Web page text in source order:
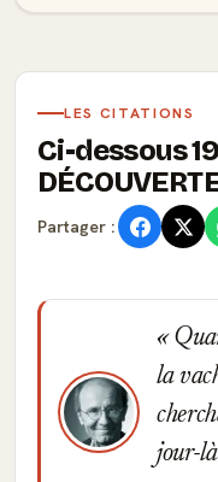
LES CITATIONS
Ci-dessous
Partager :
la
jour-